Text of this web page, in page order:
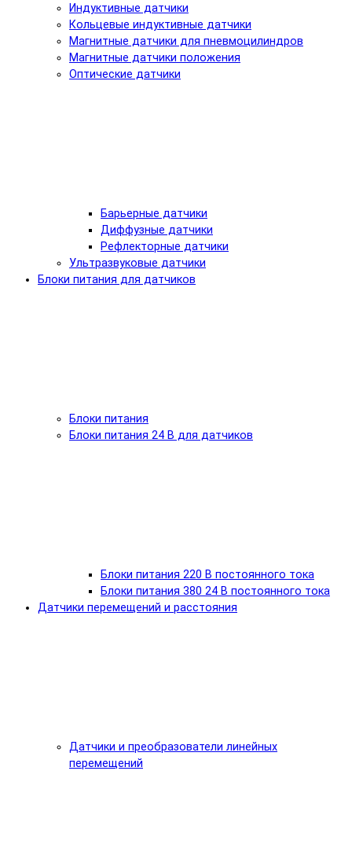
Индуктивные датчики
Кольцевые индуктивные датчики
Магнитные датчики для пневмоцилиндров
Магнитные датчики положения
Оптические датчики
Барьерные датчики
Диффузные датчики
Рефлекторные датчики
Ультразвуковые датчики
Блоки питания для датчиков
Блоки питания
Блоки питания 24 В для датчиков
Блоки питания 220 В постоянного тока
Блоки питания 380 24 В постоянного тока
Датчики перемещений и расстояния
Датчики и преобразователи линейных
перемещений